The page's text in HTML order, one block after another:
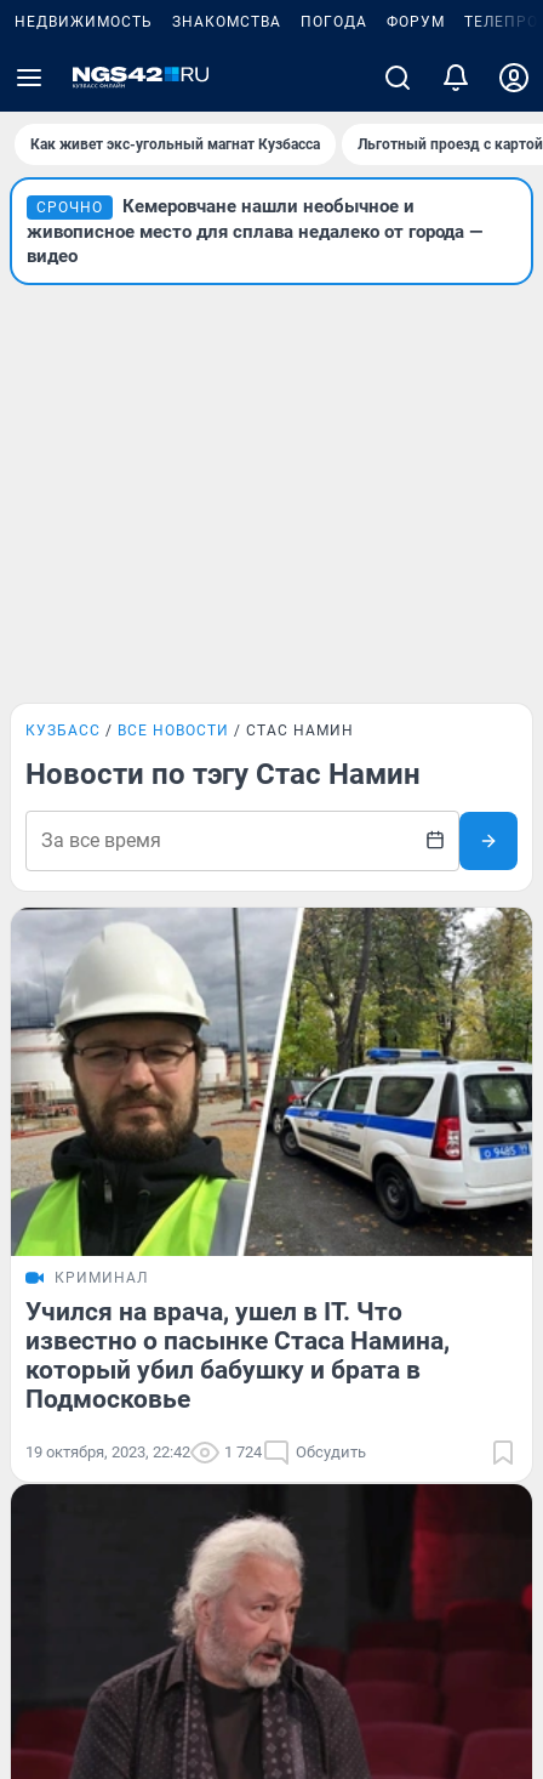
НЕДВИЖИМОСТЬ ЗНАКОМСТВА ПОГОДА ФОРУМ
Как живет экс-угольный магнат Кузбасса Льготный проезд с
СРОЧНО
Кемеровчане нашли необычное и
живописное место для сплава недалеко от города —
видео
КУЗБАСС ВСЕ НОВОСТИ СТАС НАМИН
Новости по тэгу Стас Намин
КРИМИНАЛ
Учился на врача, ушел в IT. Что
известно о пасынке Стаса Намина,
который убил бабушку и брата в
Подмосковье
19 октября, 2023, 22:42 1 724 Обсудить